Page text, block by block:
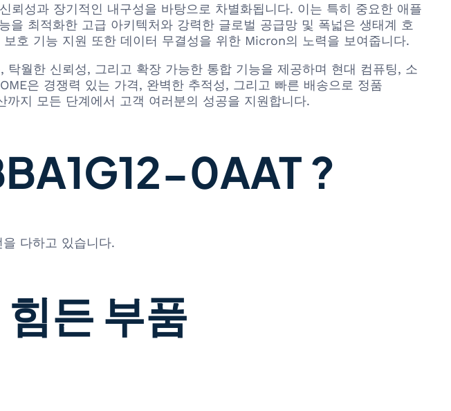
뢰성과 장기적인 내구성을 바탕으로 차별화됩니다. 이는 특히 중요한 애플
최적화한 고급 아키텍처와 강력한 글로벌 공급망 및 폭넓은 생태계 호
호 기능 지원 또한 데이터 무결성을 위한 Micron의 노력을 보여줍니다.
월한 신뢰성, 그리고 확장 가능한 통합 기능을 제공하며 현대 컴퓨팅, 소
은 경쟁력 있는 가격, 완벽한 추적성, 그리고 빠른 배송으로 정품
지 모든 단계에서 고객 여러분의 성공을 지원합니다.
0AAT ?
다하고 있습니다.
든 부품